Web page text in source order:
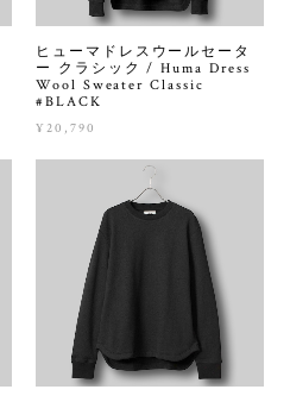
ヒューマドレスウールセータ
ー クラシック / Huma Dress
Wool Sweater Classic
#BLACK
¥20,790